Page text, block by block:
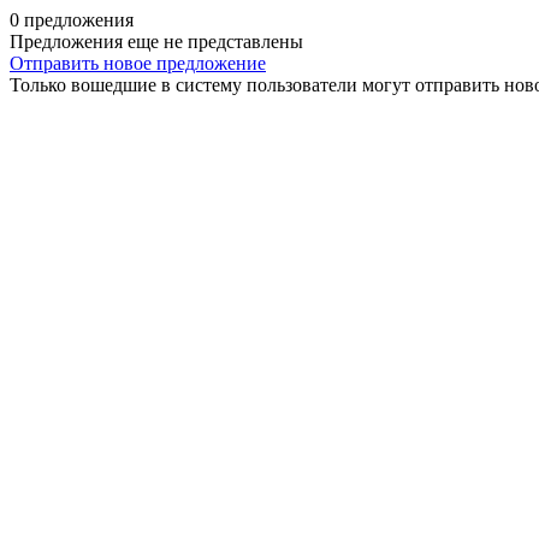
0 предложения
Предложения еще не представлены
Отправить новое предложение
Только вошедшие в систему пользователи могут отправить